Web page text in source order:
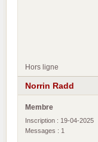
Hors ligne
Norrin Radd
Membre
Inscription : 19-04-2025
Messages : 1